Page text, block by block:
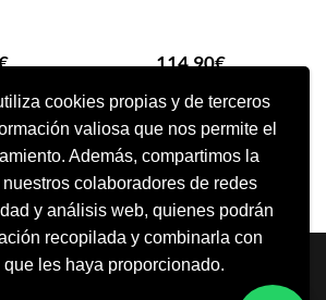
cookies propias y de terceros
valiosa que nos permite el
Además, compartimos la
colaboradores de redes
y análisis web, quienes podrán
recopilada y combinarla con
les haya proporcionado.
114,90€
AÑADIR AL CARRITO
gracias a WordPress